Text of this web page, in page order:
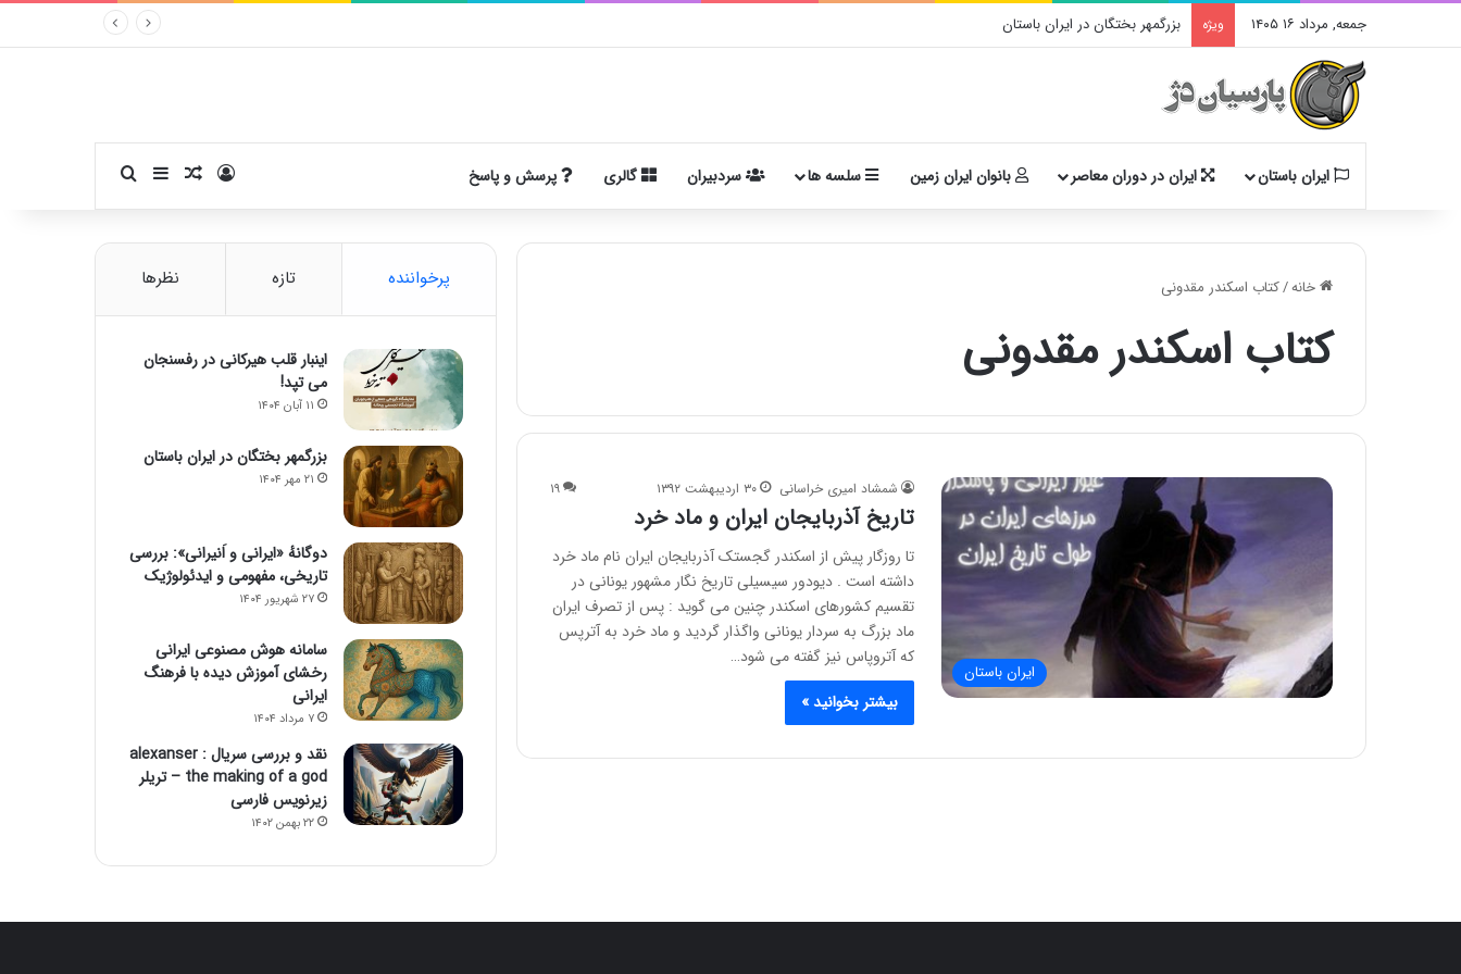
جمعه, مرداد ۱۶ ۱۴۰۵ ویژه بزرگمهر بختگان در ایران باستان
ایران باستان ایران در دوران معاصر بانوان ایران زمین سلسه ها سردبیران گالری پرسش و پاسخ ورودنوشته تصادفی
سایدبارجستجو برای
خانه/کتاب اسکندر مقدونی
کتاب اسکندر مقدونی
ایران باستان
شمشاد امیری خراسانی ۳۰ اردیبهشت ۱۳۹۲ ۱۹
تاریخ آذربایجان ایران و ماد خرد
تا روزگار پیش از اسکندر گجستک آذربایجان ایران نام ماد خرد
داشته است . دیودور سیسیلی تاریخ نگار مشهور یونانی در
تقسیم کشورهای اسکندر چنین می گوید : پس از تصرف ایران
ماد بزرگ به سردار یونانی واگذار گردید و ماد خرد به آترپس
که آتروپاس نیز گفته می شود…
بیشتر بخوانید »
پرخواننده تازه نظرها
اینبار قلب هیرکانی در رفسنجان
می تپد!
۱۱ آبان ۱۴۰۴
بزرگمهر بختگان در ایران باستان
۲۱ مهر ۱۴۰۴
دوگانهٔ «ایرانی و اَنیرانی»: بررسی
تاریخی، مفهومی و ایدئولوژیک
۲۷ شهریور ۱۴۰۴
سامانه هوش مصنوعی ایرانی
رخشای آموزش دیده با فرهنگ
ایرانی
۷ مرداد ۱۴۰۴
نقد و بررسی سریال alexanser :
the making of a god – تریلر
زیرنویس فارسی
۲۲ بهمن ۱۴۰۲